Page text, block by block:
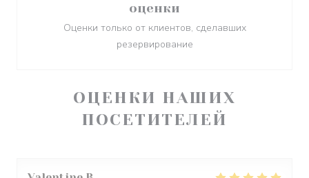
ОЦЕНКИ НАШИХ
ПОСЕТИТЕЛЕЙ
оценки
Оценки только от клиентов, сделавших
резервирование